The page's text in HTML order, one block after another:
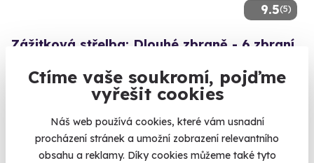
Ctíme vaše soukromí, pojďme
vyřešit cookies
Náš web používá cookies, které vám usnadní
procházení stránek a umožní zobrazení relevantního
obsahu a reklamy. Díky cookies můžeme také tyto
9.5(5)
Zážitková střelba: Dlouhé zbraně - 6 zbraní
Z každé zbraně si zastřílíte pětkrát - celkem 30 výstřelů.
Mečín - Radkovice (okres Plzeň-jih)
(+ 28 dalších lokalit)
1 899 Kč